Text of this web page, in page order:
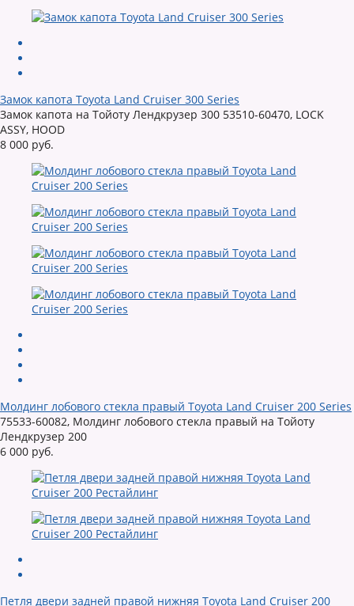
Замок капота Toyota Land Cruiser 300 Series
Замок капота на Тойоту Лендкрузер 300 53510-60470, LOCK
ASSY, HOOD
8 000 руб.
Молдинг лобового стекла правый Toyota Land Cruiser 200 Series
75533-60082, Молдинг лобового стекла правый на Тойоту
Лендкрузер 200
6 000 руб.
Петля двери задней правой нижняя Toyota Land Cruiser 200